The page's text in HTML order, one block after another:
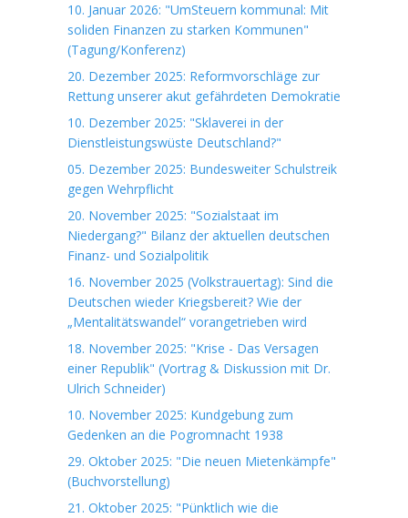
10. Januar 2026: "UmSteuern kommunal: Mit
soliden Finanzen zu starken Kommunen"
(Tagung/Konferenz)
20. Dezember 2025: Reformvorschläge zur
Rettung unserer akut gefährdeten Demokratie
10. Dezember 2025: "Sklaverei in der
Dienstleistungswüste Deutschland?"
05. Dezember 2025: Bundesweiter Schulstreik
gegen Wehrpflicht
20. November 2025: "Sozialstaat im
Niedergang?" Bilanz der aktuellen deutschen
Finanz- und Sozialpolitik
16. November 2025 (Volkstrauertag): Sind die
Deutschen wieder Kriegsbereit? Wie der
„Mentalitätswandel“ vorangetrieben wird
18. November 2025: "Krise - Das Versagen
einer Republik" (Vortrag & Diskussion mit Dr.
Ulrich Schneider)
10. November 2025: Kundgebung zum
Gedenken an die Pogromnacht 1938
29. Oktober 2025: "Die neuen Mietenkämpfe"
(Buchvorstellung)
21. Oktober 2025: "Pünktlich wie die